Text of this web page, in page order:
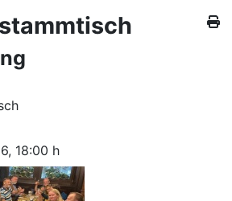
, 18:00 h